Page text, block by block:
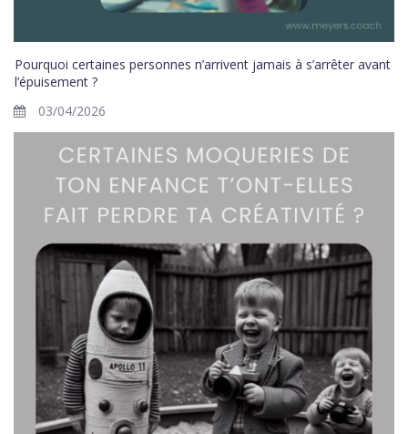
Pourquoi certaines personnes n’arrivent jamais à s’arrêter avant
l’épuisement ?
03/04/2026